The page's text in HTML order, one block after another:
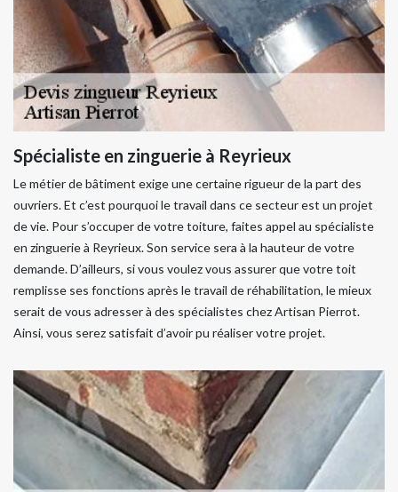
Spécialiste en zinguerie à Reyrieux
Le métier de bâtiment exige une certaine rigueur de la part des
ouvriers. Et c’est pourquoi le travail dans ce secteur est un projet
de vie. Pour s’occuper de votre toiture, faites appel au spécialiste
en zinguerie à Reyrieux. Son service sera à la hauteur de votre
demande. D’ailleurs, si vous voulez vous assurer que votre toit
remplisse ses fonctions après le travail de réhabilitation, le mieux
serait de vous adresser à des spécialistes chez Artisan Pierrot.
Ainsi, vous serez satisfait d’avoir pu réaliser votre projet.